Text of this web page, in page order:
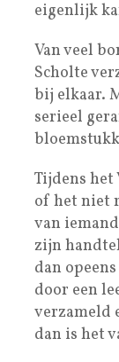
eigenlijk
Van veel
Scholte
bij elkaar.
serieel
Tijdens het
of het niet
van
zijn
dan
door een
verzameld
dan is het